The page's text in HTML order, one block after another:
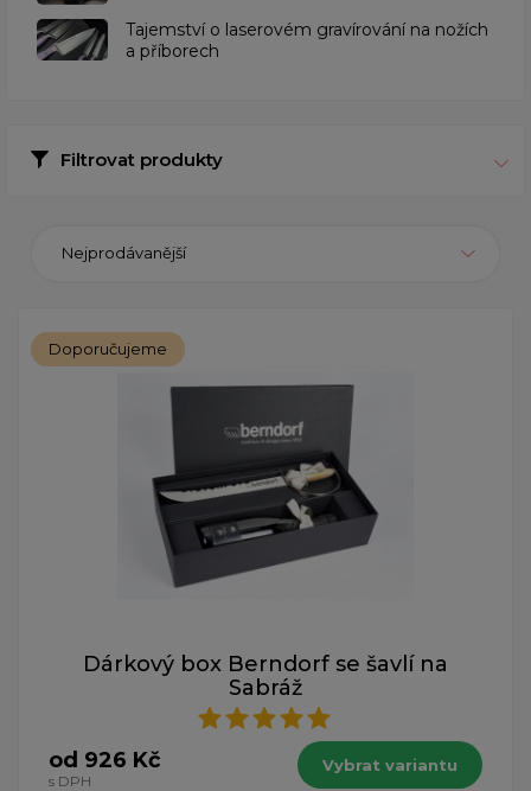
Tajemství o laserovém gravírování na nožích
a příborech
Filtrovat produkty
Nejprodávanější
Doporučujeme
Dárkový box Berndorf se šavlí na
Sabráž
od 926 Kč
s DPH
Vybrat variantu